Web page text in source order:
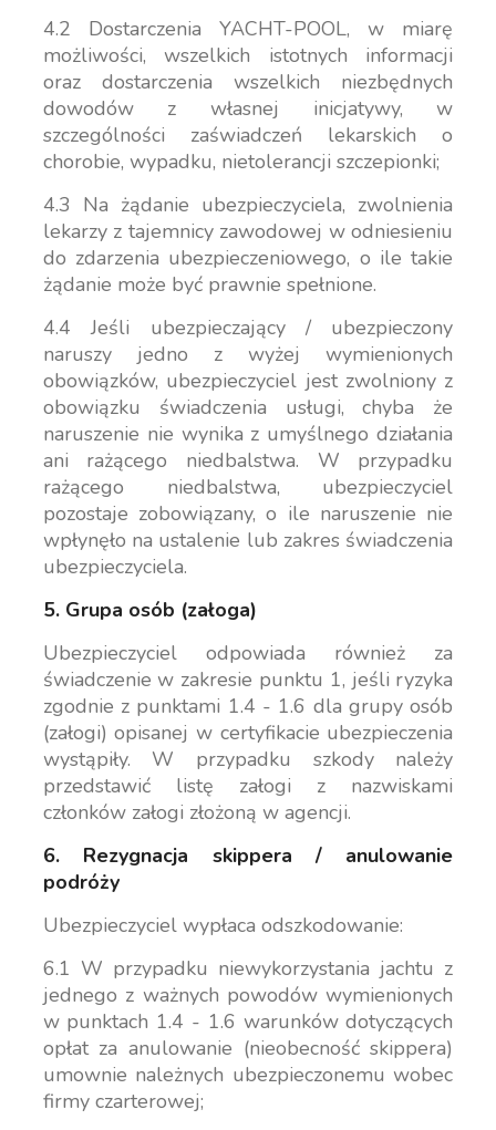
4.2 Dostarczenia YACHT-POOL, w miarę
możliwości, wszelkich istotnych informacji
oraz dostarczenia wszelkich niezbędnych
dowodów z własnej inicjatywy, w
szczególności zaświadczeń lekarskich o
chorobie, wypadku, nietolerancji szczepionki;
4.3 Na żądanie ubezpieczyciela, zwolnienia
lekarzy z tajemnicy zawodowej w odniesieniu
do zdarzenia ubezpieczeniowego, o ile takie
żądanie może być prawnie spełnione.
4.4 Jeśli ubezpieczający / ubezpieczony
naruszy jedno z wyżej wymienionych
obowiązków, ubezpieczyciel jest zwolniony z
obowiązku świadczenia usługi, chyba że
naruszenie nie wynika z umyślnego działania
ani rażącego niedbalstwa. W przypadku
rażącego niedbalstwa, ubezpieczyciel
pozostaje zobowiązany, o ile naruszenie nie
wpłynęło na ustalenie lub zakres świadczenia
ubezpieczyciela.
5. Grupa osób (załoga)
Ubezpieczyciel odpowiada również za
świadczenie w zakresie punktu 1, jeśli ryzyka
zgodnie z punktami 1.4 - 1.6 dla grupy osób
(załogi) opisanej w certyfikacie ubezpieczenia
wystąpiły. W przypadku szkody należy
przedstawić listę załogi z nazwiskami
członków załogi złożoną w agencji.
6. Rezygnacja skippera / anulowanie
podróży
Ubezpieczyciel wypłaca odszkodowanie:
6.1 W przypadku niewykorzystania jachtu z
jednego z ważnych powodów wymienionych
w punktach 1.4 - 1.6 warunków dotyczących
opłat za anulowanie (nieobecność skippera)
umownie należnych ubezpieczonemu wobec
firmy czarterowej;